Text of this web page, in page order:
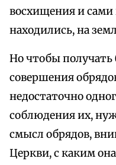
восхищения и сами
находились, на
Но чтобы
совершения
недостаточно
соблюдения их,
смысл обрядов,
Церкви, с каким